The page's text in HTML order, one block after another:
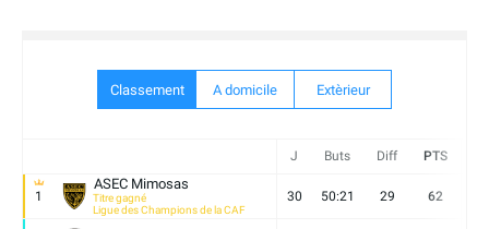
Classement A domicile Extèrieur
J Buts Diff PTS
1
ASEC Mimosas
Titre gagné
Ligue des Champions de la CAF
30 50:21 29 62